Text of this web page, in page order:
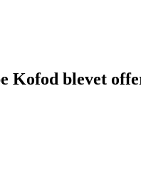
Kofod blevet